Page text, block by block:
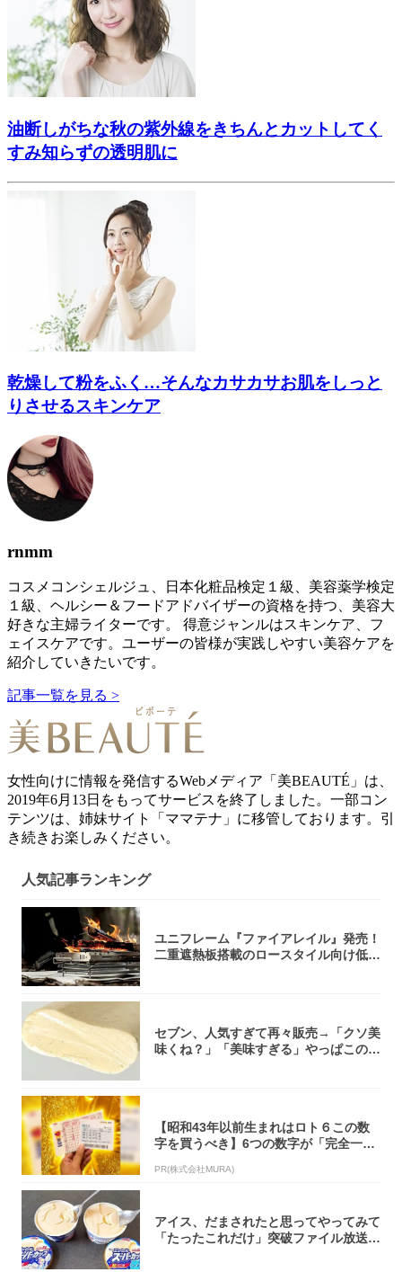
油断しがちな秋の紫外線をきちんとカットしてく
すみ知らずの透明肌に
乾燥して粉をふく…そんなカサカサお肌をしっと
りさせるスキンケア
rnmm
コスメコンシェルジュ、日本化粧品検定１級、美容薬学検定
１級、ヘルシー＆フードアドバイザーの資格を持つ、美容大
好きな主婦ライターです。 得意ジャンルはスキンケア、フ
ェイスケアです。ユーザーの皆様が実践しやすい美容ケアを
紹介していきたいです。
記事一覧を見る >
女性向けに情報を発信するWebメディア「美BEAUTÉ」は、
2019年6月13日をもってサービスを終了しました。一部コン
テンツは、姉妹サイト「ママテナ」に移管しております。引
き続きお楽しみください。
人気記事ランキング
ユニフレーム『ファイアレイル』発売！
二重遮熱板搭載のロースタイル向け低型
セブン、人気すぎて再々販売→「クソ美
味くね？」「美味すぎる」やっぱこのク
【昭和43年以前生まれはロト６この数
字を買うべき】6つの数字が「完全一
PR(株式会社MURA)
アイス、だまされたと思ってやってみて
「たったこれだけ」突破ファイル放送で